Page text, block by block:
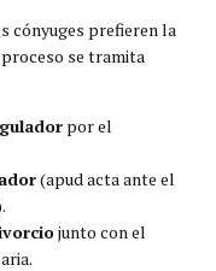
cónyuges prefieren la
se tramita
por el
(apud acta ante el
junto con el